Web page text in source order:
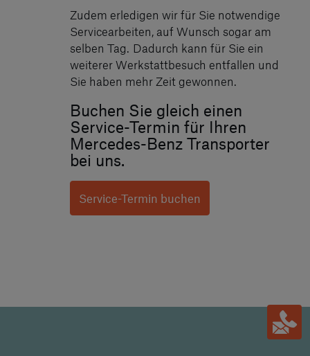
Zudem erledigen wir für Sie notwendige
Servicearbeiten, auf Wunsch sogar am
selben Tag. Dadurch kann für Sie ein
weiterer Werkstattbesuch entfallen und
Sie haben mehr Zeit gewonnen.
Buchen Sie gleich einen
Service-Termin für Ihren
Mercedes-Benz Transporter
bei uns.
Service-Termin buchen